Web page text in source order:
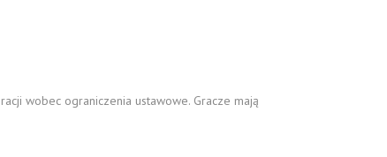
wobec ograniczenia ustawowe. Gracze mają